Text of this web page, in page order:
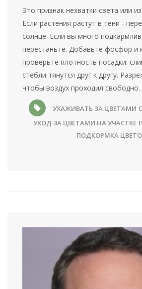
Это признак нехватки света или
Если растения растут в тени -
солнце. Если вы много
перестаньте. Добавьте фосфор и
проверьте плотность посадки:
стебли тянутся друг к другу.
чтобы воздух проходил свободно.
УХАЖИВАТЬ ЗА ЦВЕТАМИ
УХОД ЗА ЦВЕТАМИ НА УЧАСТКЕ
ПОДКОРМКА